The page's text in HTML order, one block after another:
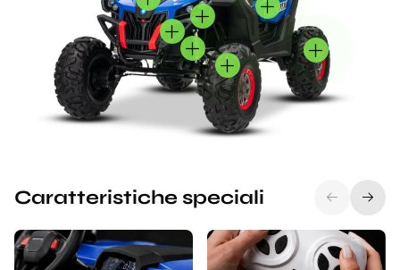
Caratteristiche speciali